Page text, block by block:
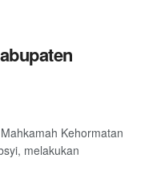
Kehormatan
melakukan